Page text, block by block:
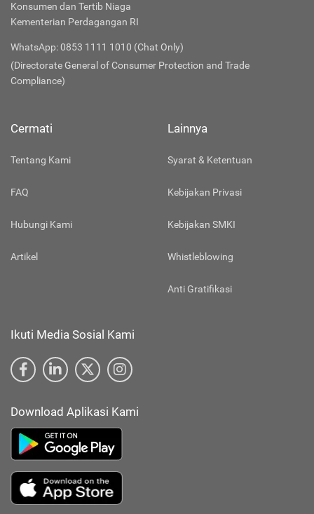
Konsumen dan Tertib Niaga
Kementerian Perdagangan RI
WhatsApp: 0853 1111 1010 (Chat Only)
(Directorate General of Consumer Protection and Trade
Compliance)
Cermati
Tentang Kami
FAQ
Hubungi Kami
Artikel
Lainnya
Syarat & Ketentuan
Kebijakan Privasi
Kebijakan SMKI
Whistleblowing
Anti Gratifikasi
Ikuti Media Sosial Kami
Download Aplikasi Kami